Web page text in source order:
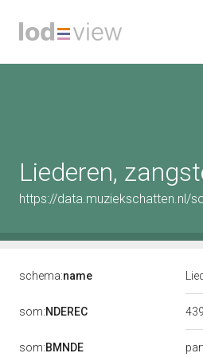
Liederen,
https://data.muziekschatten.nl/
schema:name
som:NDEREC
som:BMNDE